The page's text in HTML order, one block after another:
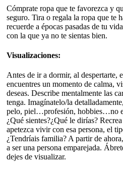
Cómprate ropa que te favorezca y
seguro. Tira o regala la ropa que te
recuerde a épocas pasadas de tu
con la que ya no te sientas bien.
Visualizaciones:
Antes de ir a dormir, al
encuentres un momento de calma,
deseas. Describe mentalmente las
tenga. Imagínatelo/la
pelo, piel…profesión, hobbies…no
¿Qué sientes?¿Qué le dirías?
apetezca vivir con esa persona, el
¿Tendríais familia? A partir de
a ser una persona emparejada.
dejes de visualizar.